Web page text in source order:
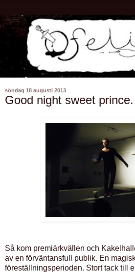
söndag 18 augusti 2013
Good night sweet prince.
Så kom premiärkvällen och
av en förväntansfull publik. En
föreställningsperioden. Stort tack till